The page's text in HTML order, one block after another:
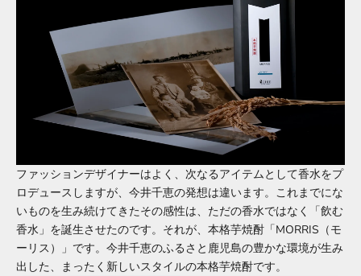
ファッションデザイナーはよく、次なるアイテムとして香水をプ
ロデュースしますが、今井千恵の発想は違います。これまでにな
いものを生み続けてきたその感性は、ただの香水ではなく「飲む
香水」を誕生させたのです。それが、本格芋焼酎「MORRIS（モ
ーリス）」です。今井千恵のふるさと鹿児島の豊かな環境が生み
出した、まったく新しいスタイルの本格芋焼酎です。